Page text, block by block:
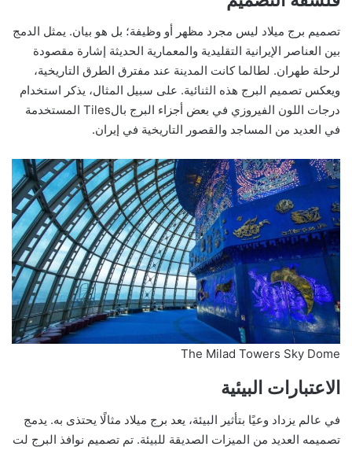
تصميم برج ميلاد ليس مجرد مظهر أو وظيفة؛ بل هو بيان. يمثل الدمج
بين العناصر الإيرانية التقليدية والمعمارية الحديثة إشارة مقصودة
لرحلة طهران. لطالما كانت المدينة عند مفترق الطرق التاريخية،
ويعكس تصميم البرج هذه الثنائية. على سبيل المثال، يذكر استخدام
درجات اللون الفيروزي في بعض أجزاء البرج بالTiles المستخدمة
في العديد من المساجد والقصور التاريخية في إيران.
The Milad Towers Sky Dome
الاعتبارات البيئية
في عالم يزداد وعيًا بتأثير البيئة، يعد برج ميلاد مثالًا يحتذى به. يدمج
تصميمه العديد من الميزات الصديقة للبيئة. تم تصميم نوافذ البرج لت